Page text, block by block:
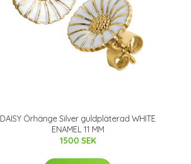
DAISY Örhänge Silver guldpläterad WHITE
ENAMEL 11 MM
1500 SEK